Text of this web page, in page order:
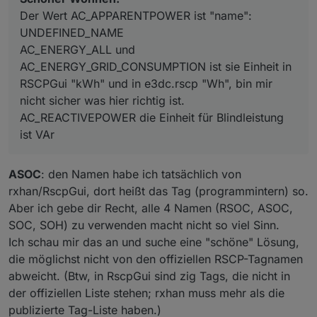
AC_REACTIVEPOWER die Einheit für Blindleistung ist
VAr
Der Wert AC_APPARENTPOWER ist "name":
UNDEFINED_NAME
AC_ENERGY_ALL und
AC_ENERGY_GRID_CONSUMPTION ist sie Einheit in
RSCPGui "kWh" und in e3dc.rscp "Wh", bin mir
nicht sicher was hier richtig ist.
AC_REACTIVEPOWER die Einheit für Blindleistung
ist VAr
ASOC: den Namen habe ich tatsächlich von
rxhan/RscpGui, dort heißt das Tag (programmintern) so.
Aber ich gebe dir Recht, alle 4 Namen (RSOC, ASOC,
SOC, SOH) zu verwenden macht nicht so viel Sinn.
Ich schau mir das an und suche eine "schöne" Lösung,
die möglichst nicht von den offiziellen RSCP-Tagnamen
abweicht. (Btw, in RscpGui sind zig Tags, die nicht in
der offiziellen Liste stehen; rxhan muss mehr als die
publizierte Tag-Liste haben.)